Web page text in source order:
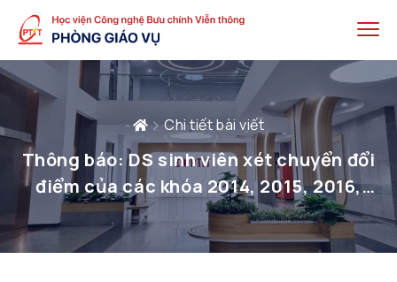
Chi tiết bài viết
Thông báo: DS sinh viên xét chuyển đổi
điểm của các khóa 2014, 2015, 2016,
2018 và chuẩn đầu ra của khóa 2014,
2015, 2016 (Đợt tháng 8/2021)